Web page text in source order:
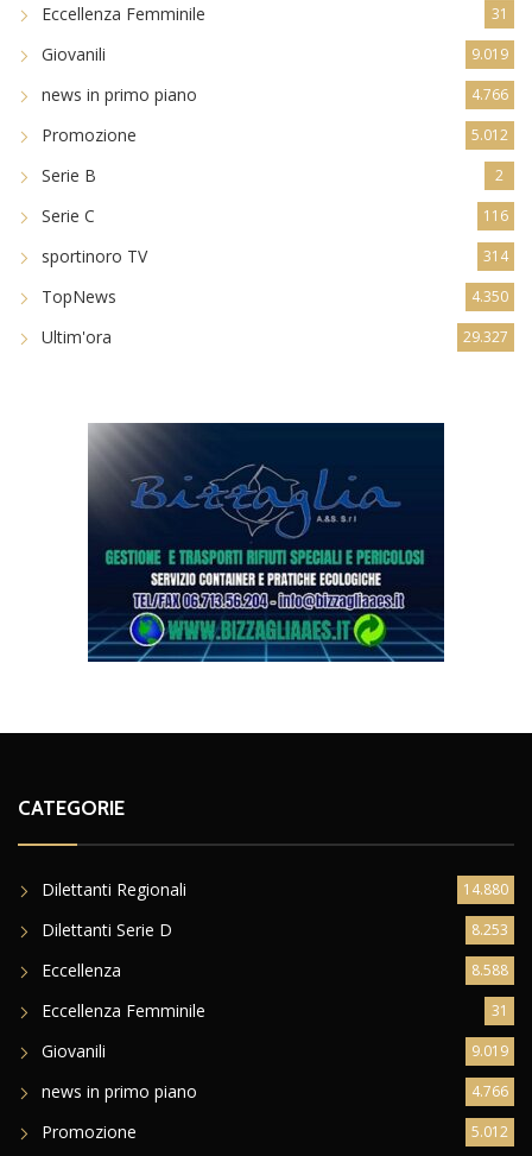
Eccellenza Femminile 31
Giovanili 9.019
news in primo piano 4.766
Promozione 5.012
Serie B 2
Serie C 116
sportinoro TV 314
TopNews 4.350
Ultim'ora 29.327
CATEGORIE
Dilettanti Regionali 14.880
Dilettanti Serie D 8.253
Eccellenza 8.588
Eccellenza Femminile 31
Giovanili 9.019
news in primo piano 4.766
Promozione 5.012